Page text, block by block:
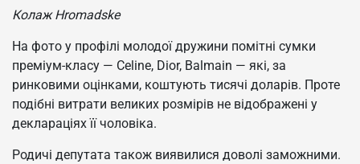
Колаж Hromadske
На фото у профілі молодої дружини помітні сумки
преміум-класу — Celine, Dior, Balmain — які, за
ринковими оцінками, коштують тисячі доларів. Проте
подібні витрати великих розмірів не відображені у
деклараціях її чоловіка.
Родичі депутата також виявилися доволі заможними.